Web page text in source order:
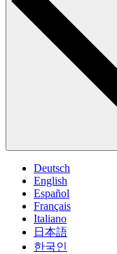
Deutsch
English
Español
Français
Italiano
日本語
한국인